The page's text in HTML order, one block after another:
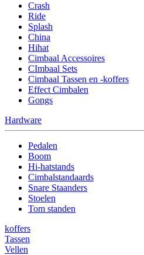
Crash
Ride
Splash
China
Hihat
Cimbaal Accessoires
CImbaal Sets
Cimbaal Tassen en -koffers
Effect Cimbalen
Gongs
Hardware
Pedalen
Boom
Hi-hatstands
Cimbalstandaards
Snare Staanders
Stoelen
Tom standen
koffers
Tassen
Vellen